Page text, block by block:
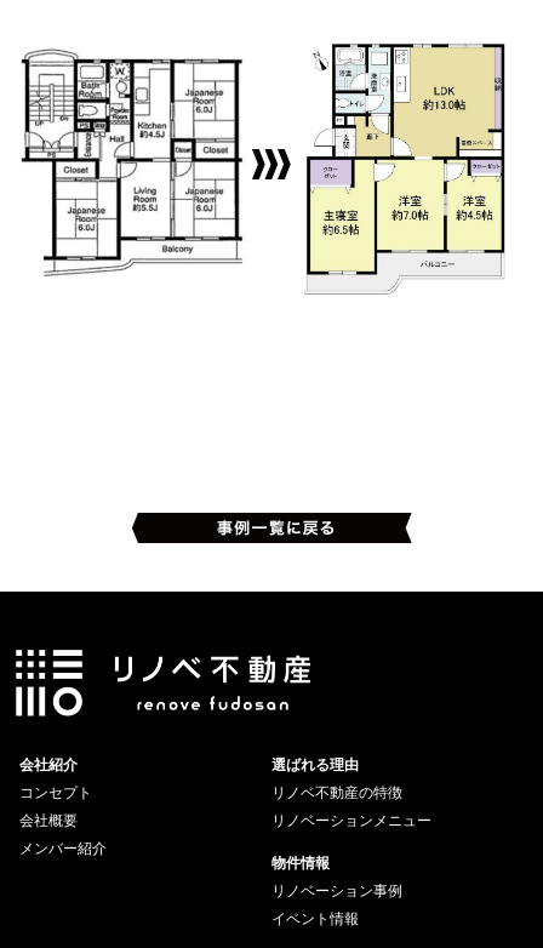
会社紹介
コンセプト
会社概要
メンバー紹介
選ばれる理由
リノベ不動産の特徴
リノベーションメニュー
物件情報
リノベーション事例
イベント情報